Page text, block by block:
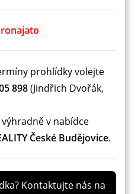
prohlídky volejte
898(Jindřich Dvořák,
v nabídce
České Budějovice.
Kontaktujte nás na